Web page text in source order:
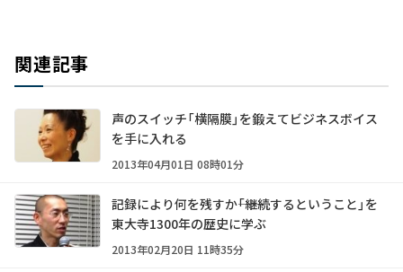
関連記事
声のスイッチ「横隔膜」を鍛えてビジネスボイス
を手に入れる
2013年04月01日 08時01分
記録により何を残すか――「継続するということ」を
東大寺1300年の歴史に学ぶ
2013年02月20日 11時35分